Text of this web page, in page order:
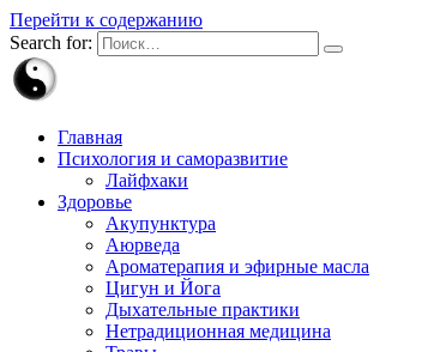
Перейти к содержанию
Search for:
Главная
Психология и саморазвитие
Лайфхаки
Здоровье
Акупунктура
Аюрведа
Ароматерапия и эфирные масла
Цигун и Йога
Дыхательные практики
Нетрадиционная медицина